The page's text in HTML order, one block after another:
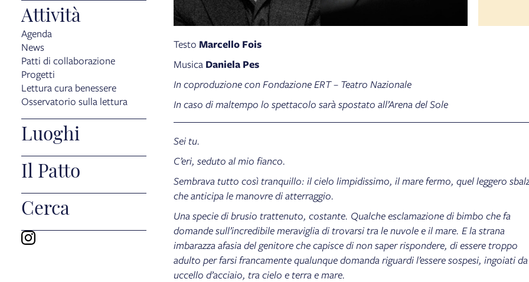
Attività
Agenda
News
Patti di collaborazione
Progetti
Lettura cura benessere
Osservatorio sulla lettura
Luoghi
Il Patto
Cerca
Testo Marcello Fois
Musica Daniela Pes
In coproduzione con Fondazione ERT – Teatro Nazionale
In caso di maltempo lo spettacolo sarà spostato all’Arena del Sole
Sei tu.
C’eri, seduto al mio fianco.
Sembrava tutto così tranquillo: il cielo limpidissimo, il mare fermo, quel leggero
che anticipa le manovre di atterraggio.
Una specie di brusio trattenuto, costante. Qualche esclamazione di bimbo che fa
domande sull’incredibile meraviglia di trovarsi tra le nuvole e il mare. E la strana
imbarazza afasia del genitore che capisce di non saper rispondere, di essere troppo
adulto per farsi francamente qualunque domanda riguardi l’essere sospesi, ingoiati
uccello d’acciaio, tra cielo e terra e mare.